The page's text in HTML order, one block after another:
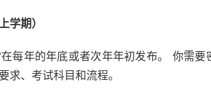
学期）
每年的年底或者次年年初发布。 你需
求、考试科目和流程。